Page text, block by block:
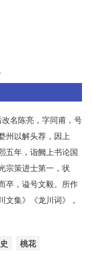
名陈亮，字同甫，号
州以解头荐，因上
五年，诣阙上书论国
宗策进士第一，状
卒，谥号文毅。所作
文集》《龙川词》，
桃花